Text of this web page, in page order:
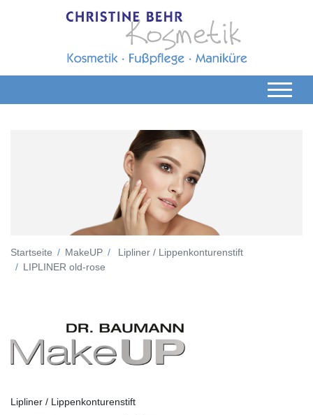
Startseite MakeUP
Lipliner / Lippenkonturenstift
LIPLINER old-rose
Lipliner / Lippenkonturenstift